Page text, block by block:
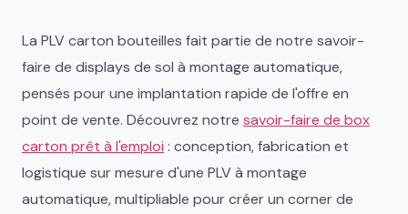
La PLV carton bouteilles fait partie de notre savoir-
faire de displays de sol à montage automatique,
pensés pour une implantation rapide de l'offre en
point de vente. Découvrez notre savoir-faire de box
carton prêt à l'emploi : conception, fabrication et
logistique sur mesure d'une PLV à montage
automatique, multipliable pour créer un corner de